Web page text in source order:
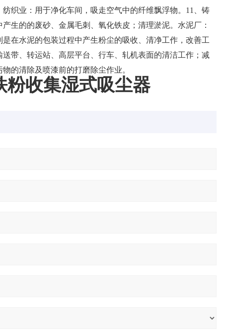
织业：用于净化车间，吸走空气中的纤维飘浮物。11、铸
生的的废砂、金属毛刺、氧化铁皮；清理淤泥。水泥厂：
在水泥的包装过程中产生粉尘的吸收、清净工作，改善工
带、转运站、高层平台、行车、轧机表面的清洁工作；减
的清除及喷漆前的打磨除尘作业。
粉收集湿式吸尘器